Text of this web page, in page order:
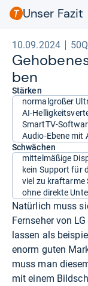
Unser Fazit
10.09.2024
ben
Stärken
normalgroßer
AI-
SmartTV-
Audio-Ebene mit
Schwächen
mittelmäßige
kein Support für
viel zu kraftarme
ohne direkte
Natürlich muss
Fernseher von
lassen als
enorm guten
muss man
mit einem